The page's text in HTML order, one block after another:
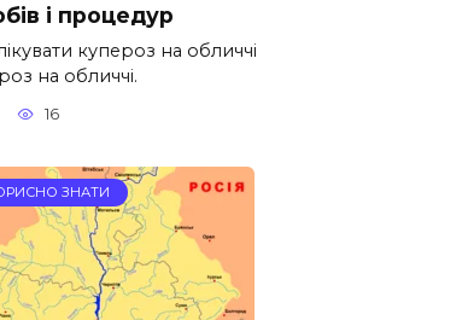
і процедур
купероз на обличчі
на обличчі.
16
ЗНАТИ